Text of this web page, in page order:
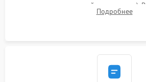
зазоров до сотых долей миллиметра).
ножей, ширины обметки и хода
Подробнее